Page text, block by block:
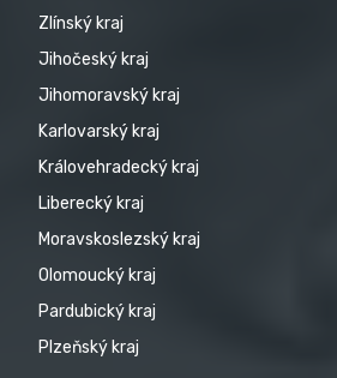
Zlínský kraj
Jihočeský kraj
Jihomoravský kraj
Karlovarský kraj
Královehradecký kraj
Liberecký kraj
Moravskoslezský kraj
Olomoucký kraj
Pardubický kraj
Plzeňský kraj